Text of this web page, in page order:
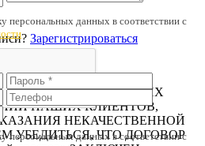
персональных данных в соответствии с
Зарегистрироваться
персональных данных в соответствии с
МОШЕННИЧЕСКИХ
НАШИХ КЛИЕНТОВ,
НЕКАЧЕСТВЕННОЙ
УБЕДИТЬСЯ, ЧТО ДОГОВОР